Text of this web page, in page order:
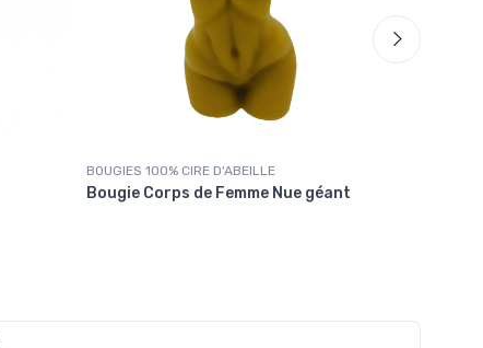
BOUGIES 100% CIRE D'ABEILLE
Bougie Corps de Femme Nue géant